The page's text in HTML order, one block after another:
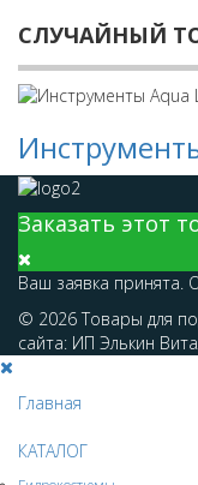
СЛУЧАЙНЫЙ
Заказать этот
Ваш заявка принята.
© 2026 Товары для
сайта: ИП Элькин
Главная
КАТАЛОГ